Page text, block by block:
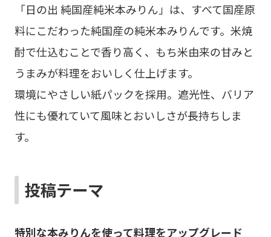
「日の出 純国産純米本みりん」は、すべて国産原
料にこだわった純国産の純米本みりんです。米焼
酎で仕込むことで香り高く、もち米由来の甘みと
うまみが料理をおいしく仕上げます。
環境にやさしい紙パックを採用。遮光性、バリア
性にも優れていて風味とおいしさが長持ちしま
す。
投稿テーマ
特別な本みりんを使って料理をアップグレード